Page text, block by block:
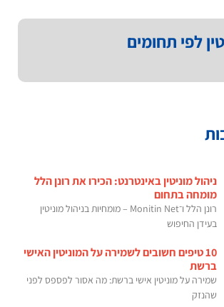
לפי תחומים
ניהול מוניטין באינטרנט: הכירו את רונן הלל
מומחה בתחום
רונן הלל ו־Monitin Net – מומחיות בניהול מוניטין
בעידן החיפוש
10 טיפים חשובים לשמירה על המוניטין האישי
ברשת
שמירה על מוניטין אישי ברשת: מה אסור לפספס לפני
שהנזק